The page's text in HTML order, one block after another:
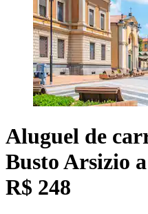
Aluguel de
Busto Arsizio
R$ 248